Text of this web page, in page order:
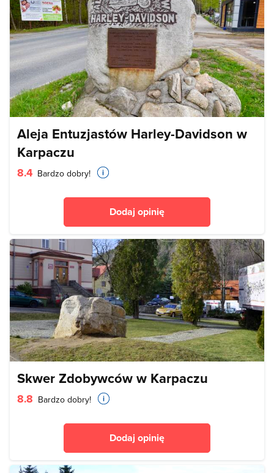
Aleja Entuzjastów Harley-Davidson w
Karpaczu
8.4 Bardzo dobry!
Dodaj opinię
Skwer Zdobywców w Karpaczu
8.8 Bardzo dobry!
Dodaj opinię